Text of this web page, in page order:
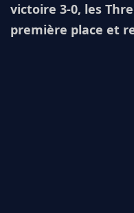
victoire 3-0, les
première place et